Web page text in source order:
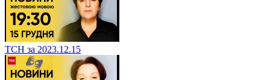
ТСН за 2023.12.15